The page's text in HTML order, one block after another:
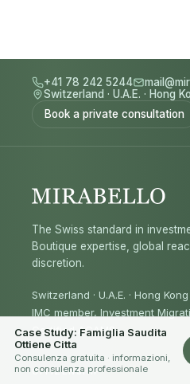
Case Study: Famiglia Saudita
Ottiene Citta
Consulenza gratuita · informazioni,
non consulenza professionale
+41 78 242 5244
Switzerland · U.A.E. · Hong
Book a private consultation
The Swiss standard in
Boutique expertise, global
discretion.
Switzerland · U.A.E. · Hong Kong
IMC member, Investment
Certified ACAMS
CITIZENSHIP